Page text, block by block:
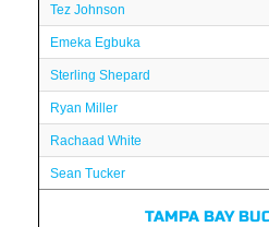
Tez Johnson
Emeka Egbuka
Sterling Shepard
Ryan Miller
Rachaad White
Sean Tucker
TAMPA BAY